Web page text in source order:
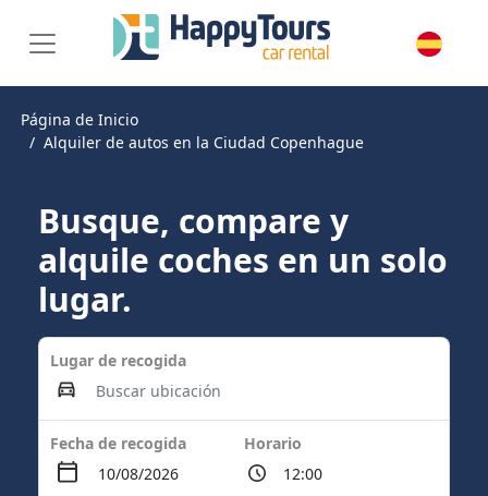
Página de Inicio
Alquiler de autos en la Ciudad Copenhague
Busque, compare y
alquile coches en un solo
lugar.
Lugar de recogida
Fecha de recogida Horario